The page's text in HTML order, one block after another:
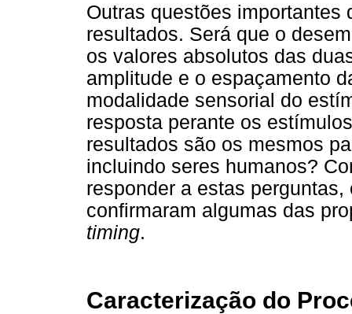
Outras questões importantes
resultados. Será que o
os valores absolutos das
amplitude e o espaçamento
modalidade sensorial do
resposta perante os
resultados são os mesmos
incluindo seres humanos?
responder a estas
confirmaram algumas das
timing.
Caracterização do